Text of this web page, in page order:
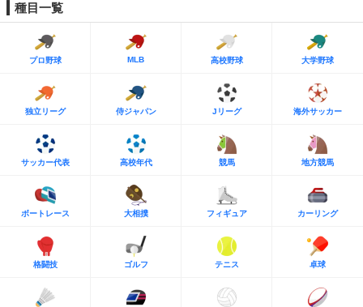
種目一覧
プロ野球 MLB 高校野球 大学野球
独立リーグ 侍ジャパン Jリーグ 海外サッカー
サッカー代表 高校年代 競馬 地方競馬
ボートレース 大相撲 フィギュア カーリング
格闘技 ゴルフ テニス 卓球